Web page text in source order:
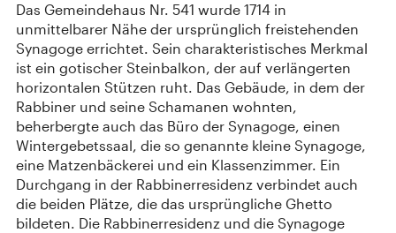
Das Gemeindehaus Nr. 541 wurde 1714 in
unmittelbarer Nähe der ursprünglich freistehenden
Synagoge errichtet. Sein charakteristisches Merkmal
ist ein gotischer Steinbalkon, der auf verlängerten
horizontalen Stützen ruht. Das Gebäude, in dem der
Rabbiner und seine Schamanen wohnten,
beherbergte auch das Büro der Synagoge, einen
Wintergebetssaal, die so genannte kleine Synagoge,
eine Matzenbäckerei und ein Klassenzimmer. Ein
Durchgang in der Rabbinerresidenz verbindet auch
die beiden Plätze, die das ursprüngliche Ghetto
bildeten. Die Rabbinerresidenz und die Synagoge